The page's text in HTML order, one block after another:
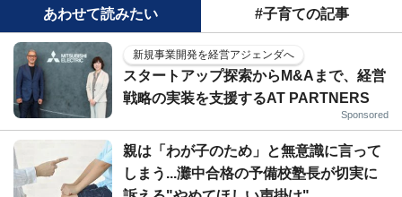
あわせて読みたい #子育ての記事
新規事業開発を経営アジェンダへ
スタートアップ探索からM&Aまで、経営
戦略の実装を支援するAT PARTNERS
Sponsored
親は「わが子のため」と無意識に言って
しまう...灘中合格の予備校塾長が切実に